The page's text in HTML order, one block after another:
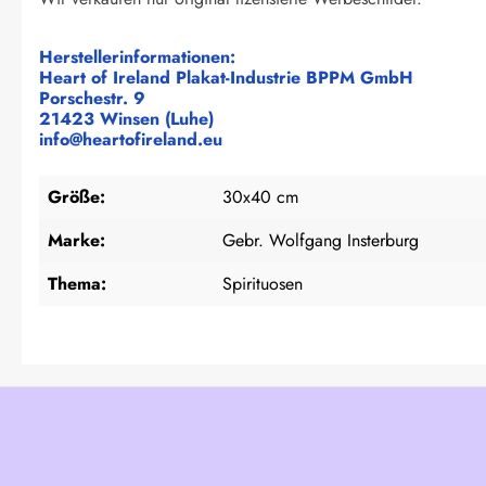
Herstellerinformationen:
Heart of Ireland Plakat-Industrie BPPM GmbH
Porschestr. 9
21423 Winsen (Luhe)
info@heartofireland.eu
Größe:
30x40 cm
Marke:
Gebr. Wolfgang Insterburg
Thema:
Spirituosen